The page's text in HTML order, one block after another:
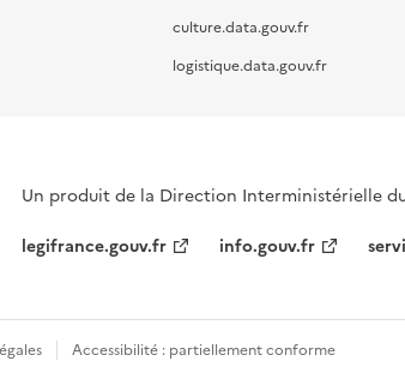
culture.data.gouv.fr
logistique.data.gouv.fr
Un produit de la Direction Interministérielle
legifrance.gouv.fr
info.gouv.fr
Accessibilité : partiellement conforme